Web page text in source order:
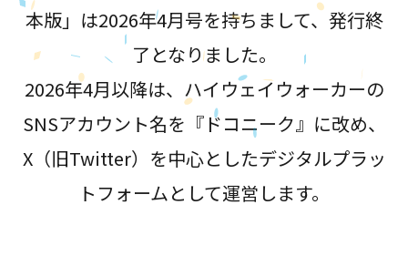
本版」は2026年4月号を持ちまして、発行終
了となりました。
2026年4月以降は、ハイウェイウォーカーの
SNSアカウント名を『ドコニーク』に改め、
X（旧Twitter）を中心としたデジタルプラッ
トフォームとして運営します。